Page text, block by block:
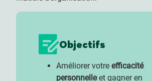
Objectifs
Améliorer votre efficacité
personnelleet gagner en